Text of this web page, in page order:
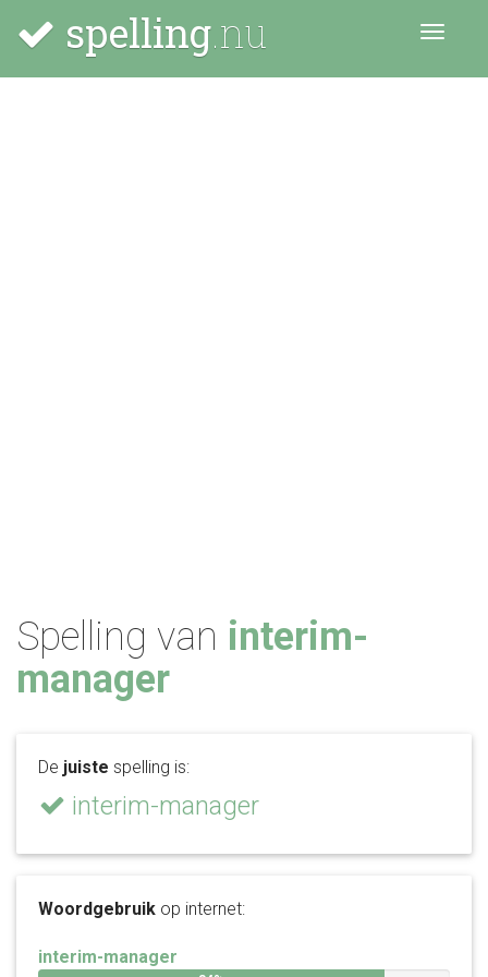
spelling.nu Menu
Spelling van interim-
manager
De juiste spelling is:
interim-manager
Woordgebruik op internet:
interim-manager